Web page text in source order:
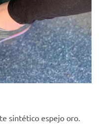
sintético espejo oro.